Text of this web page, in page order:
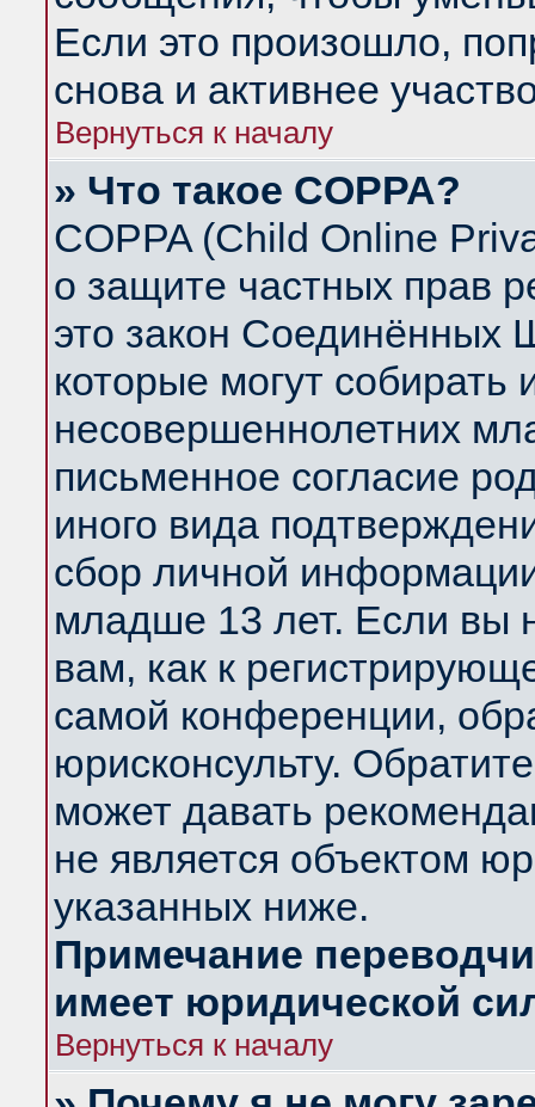
Если это произошло,
снова и активнее
Вернуться к началу
» Что такое COPPA?
COPPA (Child Online
о защите частных прав
это закон Соединённых
которые могут
несовершеннолетних
письменное согласие
иного вида
сбор личной
младше 13 лет. Если вы
вам, как к
самой конференции,
юрисконсульту.
может давать
не является объектом
указанных ниже.
Примечание
имеет юридической
Вернуться к началу